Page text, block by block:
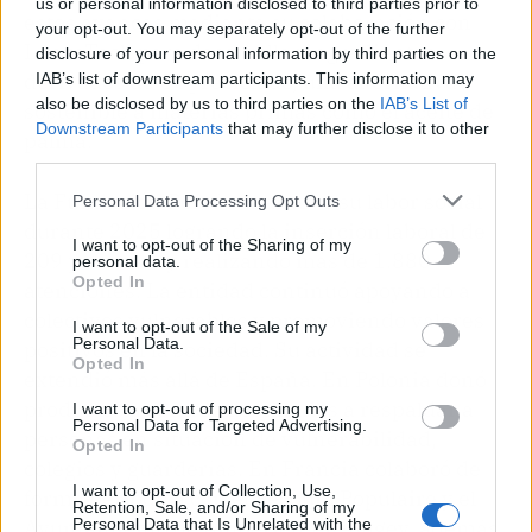
your opt-out. You may separately opt-out of the further
disclosure of your personal information by third parties on the
IAB’s list of downstream participants. This information may
also be disclosed by us to third parties on the IAB’s List of
Downstream Participants that may further disclose it to other
Personal Data Processing Opt Outs
I want to opt-out of the Sharing of my
personal data.
Opted In
I want to opt-out of the Sale of my
Personal Data.
Opted In
I want to opt-out of processing my
Personal Data for Targeted Advertising.
Opted In
I want to opt-out of Collection, Use,
Retention, Sale, and/or Sharing of my
Personal Data that Is Unrelated with the
estos avances mediante su colaboración con
LanzaTech para desarrollar ingredientes
derivados de CO₂ reciclado, una alternativa
sostenible a materias primas como el aceite de
palma.
La Fundación Persán mantuvo su labor social
209 personas y realizando más de 1.880
atenciones. La entidad continuó apoyando a
colectivos vulnerables y promoviendo valores
positivos en la sociedad. Su actividad se
extendió más allá de España. En Polonia donó
productos a centros destinados a respaldar a
personas en situación de vulnerabilidad,
forma periódica con el Secours Populaire y el